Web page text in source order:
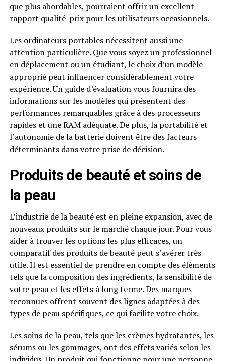
que plus abordables, pourraient offrir un excellent
rapport qualité-prix pour les utilisateurs occasionnels.
Les ordinateurs portables nécessitent aussi une
attention particulière. Que vous soyez un professionnel
en déplacement ou un étudiant, le choix d’un modèle
approprié peut influencer considérablement votre
expérience. Un guide d’évaluation vous fournira des
informations sur les modèles qui présentent des
performances remarquables grâce à des processeurs
rapides et une RAM adéquate. De plus, la portabilité et
l’autonomie de la batterie doivent être des facteurs
déterminants dans votre prise de décision.
Produits de beauté et soins de
la peau
L’industrie de la beauté est en pleine expansion, avec de
nouveaux produits sur le marché chaque jour. Pour vous
aider à trouver les options les plus efficaces, un
comparatif des produits de beauté peut s’avérer très
utile. Il est essentiel de prendre en compte des éléments
tels que la composition des ingrédients, la sensibilité de
votre peau et les effets à long terme. Des marques
reconnues offrent souvent des lignes adaptées à des
types de peau spécifiques, ce qui facilite votre choix.
Les soins de la peau, tels que les crèmes hydratantes, les
sérums ou les gommages, ont des effets variés selon les